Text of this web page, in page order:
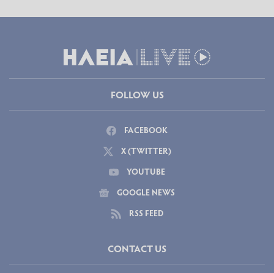
FOLLOW US
FACEBOOK
X (TWITTER)
YOUTUBE
GOOGLE NEWS
RSS FEED
CONTACT US